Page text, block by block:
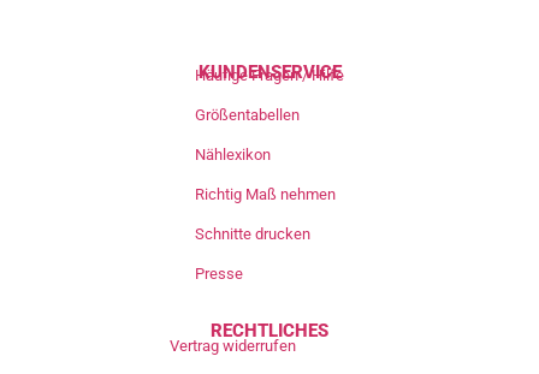
KUNDENSERVICE
Häufige Fragen / Hilfe
Größentabellen
Nählexikon
Richtig Maß nehmen
Schnitte drucken
Presse
RECHTLICHES
Vertrag widerrufen